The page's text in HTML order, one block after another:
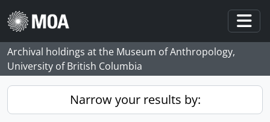
Skip to main content
Archival holdings at the Museum of Anthropology,
University of British Columbia
Narrow your results by: